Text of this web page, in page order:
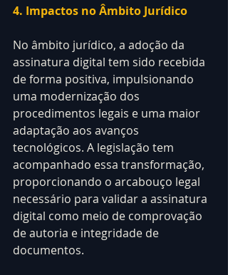
4. Impactos no Âmbito Jurídico
No âmbito jurídico, a adoção da
assinatura digital tem sido recebida
de forma positiva, impulsionando
uma modernização dos
procedimentos legais e uma maior
adaptação aos avanços
tecnológicos. A legislação tem
acompanhado essa transformação,
proporcionando o arcabouço legal
necessário para validar a assinatura
digital como meio de comprovação
de autoria e integridade de
documentos.